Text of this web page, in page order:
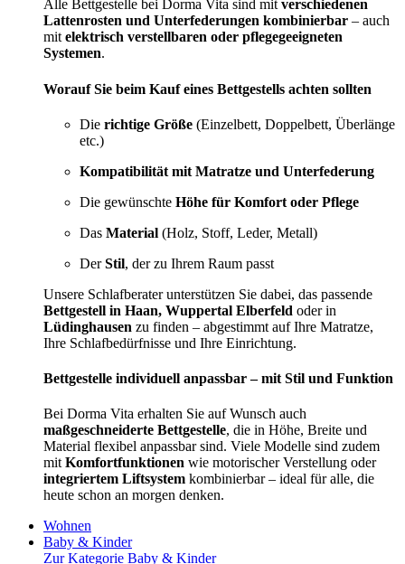
Alle Bettgestelle bei Dorma Vita sind mit verschiedenen
Lattenrosten und Unterfederungen kombinierbar – auch
mit elektrisch verstellbaren oder pflegegeeigneten
Systemen.
Worauf Sie beim Kauf eines Bettgestells achten sollten
Die richtige Größe (Einzelbett, Doppelbett, Überlänge
etc.)
Kompatibilität mit Matratze und Unterfederung
Die gewünschte Höhe für Komfort oder Pflege
Das Material (Holz, Stoff, Leder, Metall)
DerStil, der zu Ihrem Raum passt
Unsere Schlafberater unterstützen Sie dabei, das passende
Bettgestell in Haan, Wuppertal Elberfeld oder in
Lüdinghausen zu finden – abgestimmt auf Ihre Matratze,
Ihre Schlafbedürfnisse und Ihre Einrichtung.
Bettgestelle individuell anpassbar – mit Stil und Funktion
Bei Dorma Vita erhalten Sie auf Wunsch auch
maßgeschneiderte Bettgestelle, die in Höhe, Breite und
Material flexibel anpassbar sind. Viele Modelle sind zudem
mit Komfortfunktionen wie motorischer Verstellung oder
integriertem Liftsystem kombinierbar – ideal für alle, die
heute schon an morgen denken.
Wohnen
Baby & Kinder
Zur Kategorie Baby & Kinder